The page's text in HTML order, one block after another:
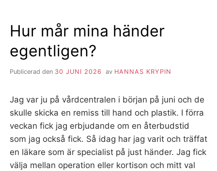
Hur mår mina händer
egentligen?
Publicerad den 30 JUNI 2026 av HANNAS KRYPIN
Jag var ju på vårdcentralen i början på juni och de
skulle skicka en remiss till hand och plastik. I förra
veckan fick jag erbjudande om en återbudstid
som jag också fick. Så idag har jag varit och träffat
en läkare som är specialist på just händer. Jag fick
välja mellan operation eller kortison och mitt val